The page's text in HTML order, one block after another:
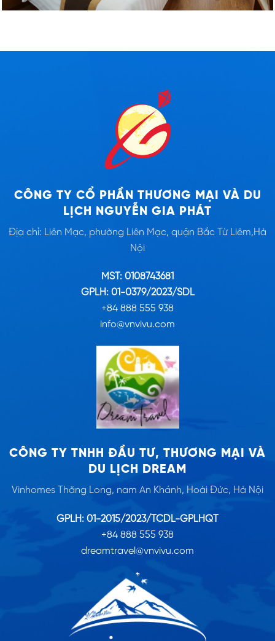
CÔNG TY CỔ PHẦN THƯƠNG MẠI VÀ DU
LỊCH NGUYỄN GIA PHÁT
Địa chỉ: Liên Mạc, phường Liên Mạc, quận Bắc Từ Liêm,Hà
Nội
MST: 0108743681
GPLH: 01-0379/2023/SDL
+84 888 555 938
info@vnvivu.com
CÔNG TY TNHH ĐẦU TƯ, THƯƠNG MẠI VÀ
DU LỊCH DREAM
Vinhomes Thăng Long, nam An Khánh, Hoài Đức, Hà Nội
GPLH: 01-2015/2023/TCDL-GPLHQT
+84 888 555 938
dreamtravel@vnvivu.com